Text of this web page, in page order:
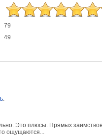
79
49
.
Это плюсы. Прямых
ощущаются...